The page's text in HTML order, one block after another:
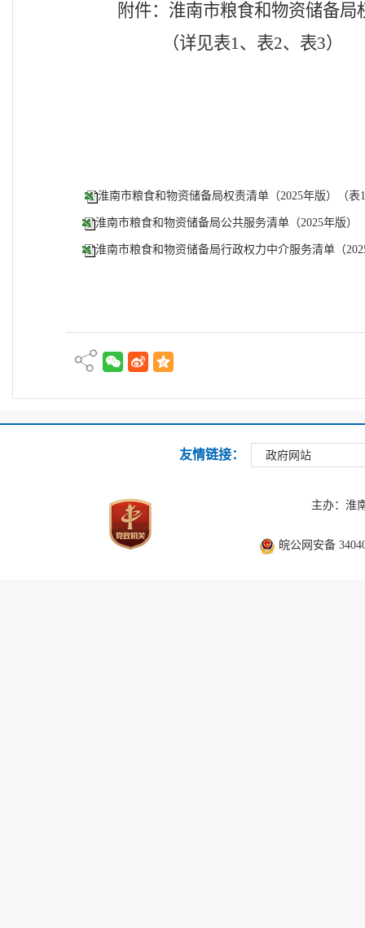
附件：淮南市粮食和物资储备局
（详见表1、 表2、表3）
淮南市粮食和物资储备局权责清单（2025年版）（表
淮南市粮食和物资储备局公共服务清单（2025年版）
淮南市粮食和物资储备局行政权力中介服务清单（
友情链接： 政府网站
主办：淮
皖公网安备